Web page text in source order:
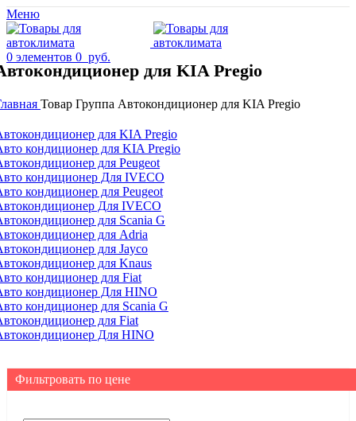
Меню
0 элементов 0 руб.
для KIA Pregio
Товар Группа Автокондиционер для KIA Pregio
для KIA Pregio
кондиционер для KIA Pregio
для Peugeot
кондиционер Для IVECO
кондиционер для Peugeot
Для IVECO
для Scania G
для Adria
для Jayco
для Knaus
кондиционер для Fiat
кондиционер Для HINO
кондиционер для Scania G
для Fiat
Для HINO
Фильтровать по цене